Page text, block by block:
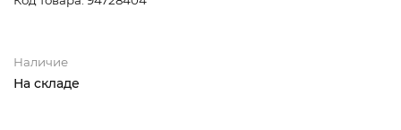
Наличие
На складе